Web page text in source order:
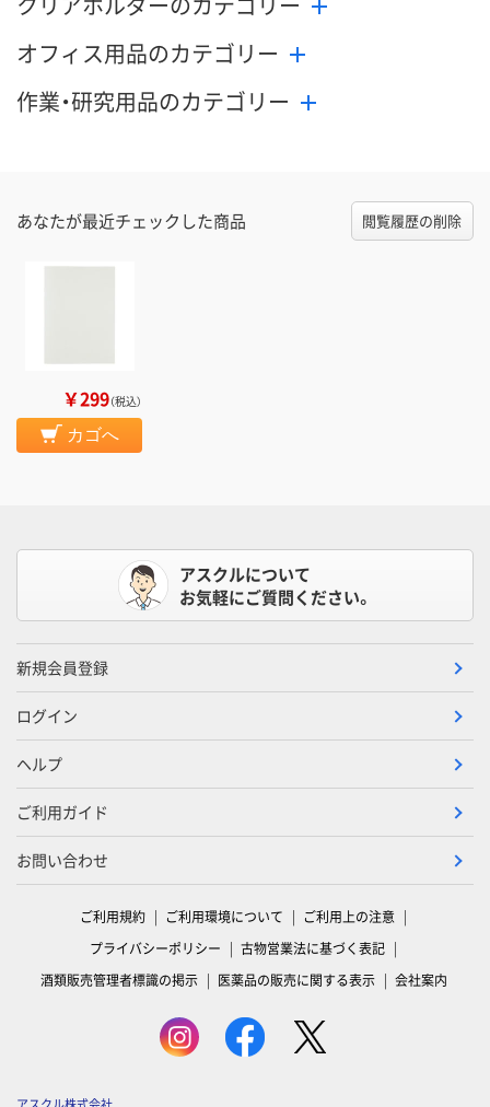
オフィス用品のカテゴリー
作業・研究用品のカテゴリー
あなたが最近チェックした商品 閲覧履歴の削除
￥299（税込）
カゴへ
アスクルについて
お気軽にご質問ください。
新規会員登録
ログイン
ヘルプ
ご利用ガイド
お問い合わせ
ご利用規約 ご利用環境について
ご利用上の注意
プライバシーポリシー
古物営業法に基づく表記
酒類販売管理者標識の掲示
医薬品の販売に関する表示 会社案内